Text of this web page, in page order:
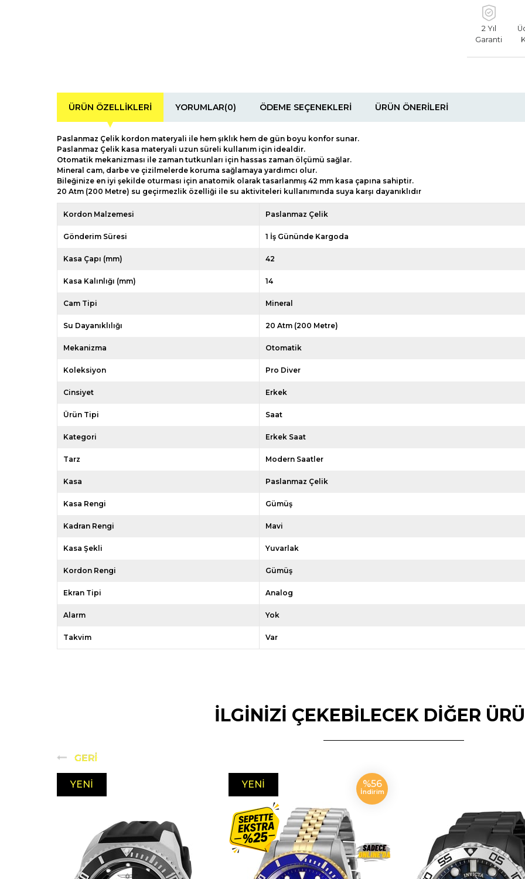
2 Yıl
Garanti
ÜRÜN ÖZELLIKLERI YORUMLAR(0) ÖDEME SEÇENEKLERI ÜRÜN ÖNERILERI
Paslanmaz Çelik kordon materyali ile hem şıklık hem de gün boyu konfor sunar.
Paslanmaz Çelik kasa materyali uzun süreli kullanım için idealdir.
Otomatik mekanizması ile zaman tutkunları için hassas zaman ölçümü sağlar.
Mineral cam, darbe ve çizilmelerde koruma sağlamaya yardımcı olur.
Bileğinize en iyi şekilde oturması için anatomik olarak tasarlanmış 42 mm kasa çapına sahiptir.
20 Atm (200 Metre) su geçirmezlik özelliği ile su aktiviteleri kullanımında suya karşı dayanıklıdır
Kordon Malzemesi Paslanmaz Çelik
Gönderim Süresi 1 İş Gününde Kargoda
Kasa Çapı (mm) 42
Kasa Kalınlığı (mm) 14
Cam Tipi Mineral
Su Dayanıklılığı 20 Atm (200 Metre)
Mekanizma Otomatik
Koleksiyon Pro Diver
Cinsiyet Erkek
Ürün Tipi Saat
Kategori Erkek Saat
Tarz Modern Saatler
Kasa Paslanmaz Çelik
Kasa Rengi Gümüş
Kadran Rengi Mavi
Kasa Şekli Yuvarlak
Kordon Rengi Gümüş
Ekran Tipi Analog
Alarm Yok
Takvim Var
İLGİNİZİ ÇEKEBİLECEK DİĞER
YENI %56
İndirim
YENI
ÜRÜN